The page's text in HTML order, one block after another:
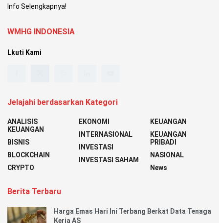
Info Selengkapnya!
WMHG INDONESIA
Lkuti Kami
Jelajahi berdasarkan Kategori
ANALISIS
KEUANGAN
BISNIS
BLOCKCHAIN
CRYPTO
EKONOMI
INTERNASIONAL
INVESTASI
INVESTASI SAHAM
KEUANGAN
KEUANGAN
PRIBADI
NASIONAL
News
Berita Terbaru
Harga Emas Hari Ini Terbang Berkat Data Tenaga
Kerja AS